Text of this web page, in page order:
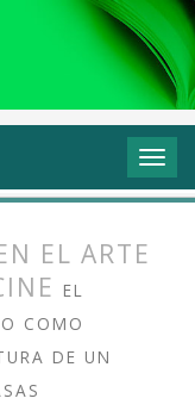
Videoflux: En torno
EL ARTE
EL
COMO
DE UN